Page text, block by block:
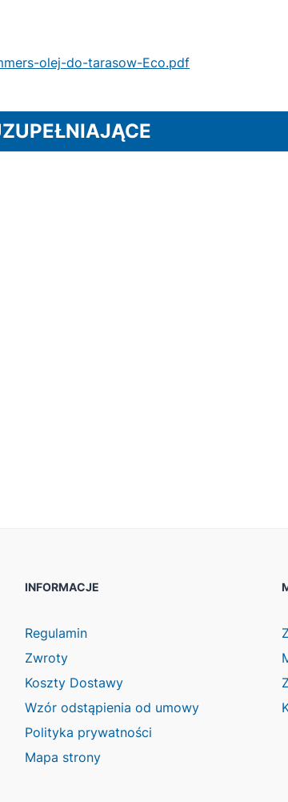
olej-do-tarasow-Eco.pdf
INFORMACJE
Regulamin
Zwroty
Koszty Dostawy
Wzór odstąpienia od umowy
Polityka prywatności
Mapa strony